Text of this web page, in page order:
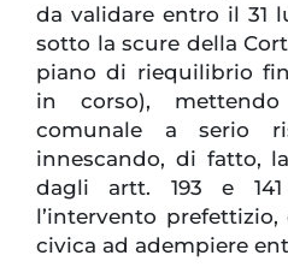
da validare entro il 31
sotto la scure della
piano di riequilibrio
in corso),
comunale a serio
innescando, di fatto,
dagli artt. 193 e
l’intervento prefettizio,
civica ad adempiere